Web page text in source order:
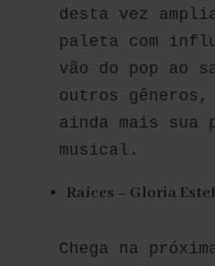
desta vez
paleta com
vão do pop ao
outros gêneros,
ainda mais sua
musical.
Raíces – Gloria
Chega na